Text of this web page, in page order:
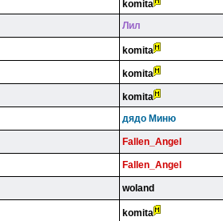
komita
Лил
komita
komita
komita
дядo Mиню
Fallen_Angel
Fallen_Angel
woland
komita